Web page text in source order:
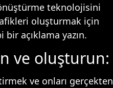
teknolojisini
oluşturmak için
bir açıklama yazın.
ve oluşturun:
ve onları gerçekten